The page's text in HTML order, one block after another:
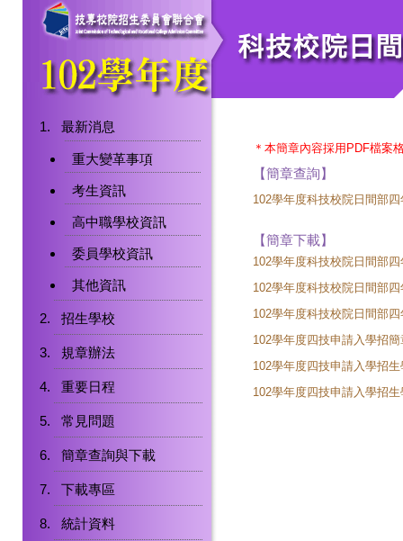
最新消息
重大變革事項
考生資訊
高中職學校資訊
委員學校資訊
其他資訊
招生學校
規章辦法
重要日程
常見問題
簡章查詢與下載
下載專區
統計資料
＊本簡章內容採用PDF檔案
【簡章查詢】
102學年度科技校院日間部
【簡章下載】
102學年度科技校院日間部
102學年度科技校院日間部
102學年度科技校院日間部
102學年度四技申請入學招
102學年度四技申請入學招
102學年度四技申請入學招